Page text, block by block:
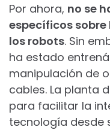
Por ahora, no se
específicos
los robots. Sin
ha estado
manipulación de
cables. La planta
para facilitar la
tecnología desde